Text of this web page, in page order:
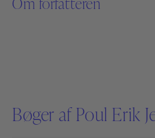
Bøger af Poul Erik